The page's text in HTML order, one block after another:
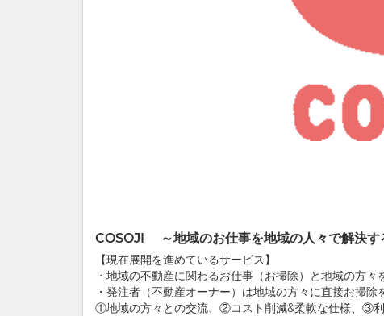
COSOJI ～地域のお仕事を地域の人々で解決す
【現在展開を進めているサービス】
・地域の不動産に関わるお仕事（お掃除）と地域の方
・発注者（不動産オーナー）は地域の方々に直接お掃除
①地域の方々との交流、②コスト削減&柔軟な仕様、③